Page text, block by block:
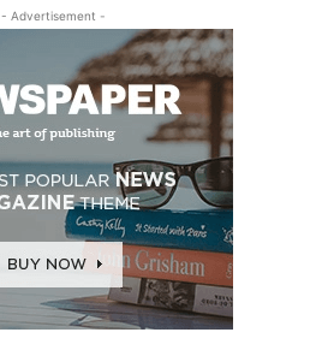
- Advertisement -